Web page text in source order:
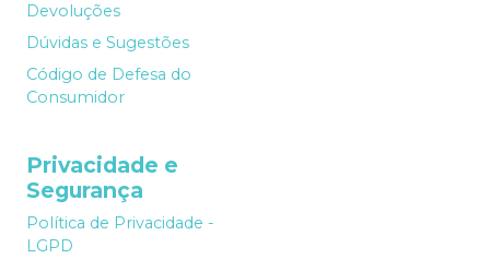
Devoluções
Dúvidas e Sugestões
Código de Defesa do
Consumidor
Privacidade e
Segurança
Política de Privacidade -
LGPD